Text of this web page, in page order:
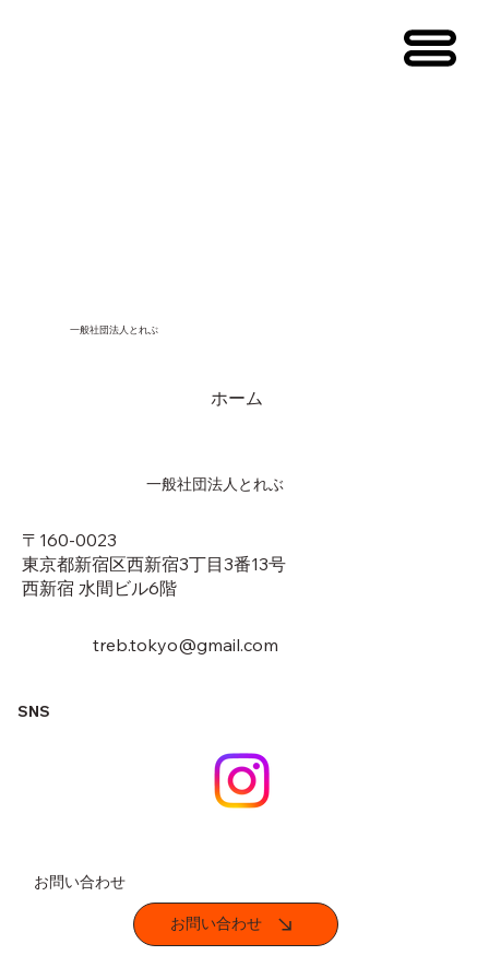
一般社団法人とれぶ
ホーム
treb.tokyo@gmail.com
〒160-0023
東京都新宿区西新宿3丁目3番13号
​西新宿 水間ビル6階
一般社団法人とれぶ
SNS
お問い合わせ
お問い合わせ